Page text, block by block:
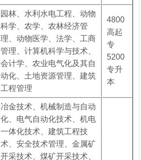
园林、水利水电工程、动物
科学、农学、农林经济管
理、动物医学、法学、工商
管理、计算机科学与技术、
会计学、农业电气化及其自
动化、土地资源管理、建筑
工程管理
4800
高起
专
5200
专升
本
冶金技术、机械制造与自动
化、电气自动化技术、机电
一体化技术、建筑工程技
术、安全技术管理、金属矿
开采技术、煤矿开采技术、